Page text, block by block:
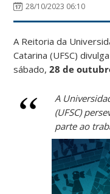
28/10/2023 06:10
A Reitoria da
Catarina (UFSC)
sábado,28 de
A
(UFSC)
parte ao